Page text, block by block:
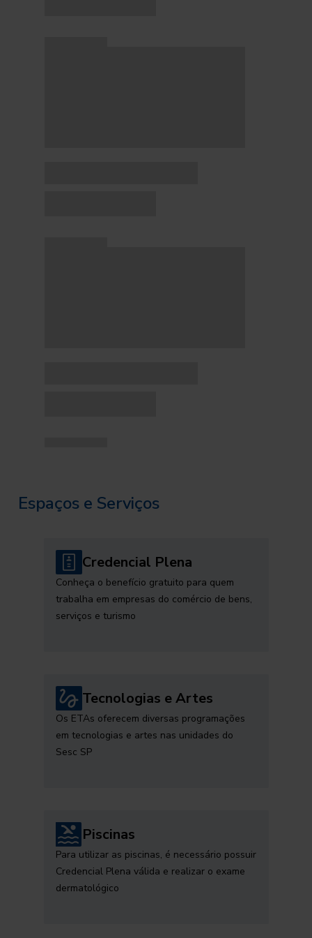
Espaços e Serviços
Credencial Plena
Conheça o benefício gratuito para quem
trabalha em empresas do comércio de bens,
serviços e turismo
Tecnologias e Artes
Os ETAs oferecem diversas programações
em tecnologias e artes nas unidades do
Sesc SP
Piscinas
Para utilizar as piscinas, é necessário possuir
Credencial Plena válida e realizar o exame
dermatológico